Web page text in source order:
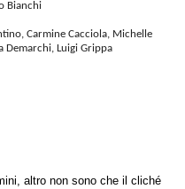
Bianchi
Demarchi, Luigi Grippa
altro non sono che il cliché